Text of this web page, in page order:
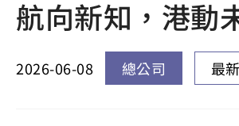
航向新知，港動
2026-06-08 總公司 最